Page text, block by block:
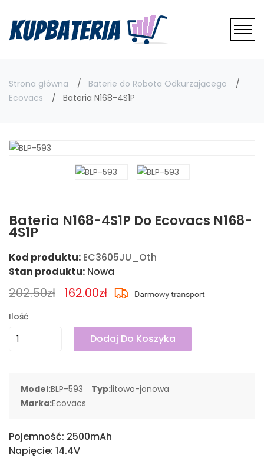
Strona główna
Baterie do Robota Odkurzającego
Ecovacs
Bateria N168-4S1P
Bateria N168-4S1P Do Ecovacs N168-
4S1P
Kod produktu: EC3605JU_Oth
Stan produktu: Nowa
202.50zł 162.00zł
Ilość
Dodaj Do Koszyka
Model:BLP-593 Typ:litowo-jonowa
Marka:Ecovacs
Pojemność: 2500mAh
Napięcie: 14.4V